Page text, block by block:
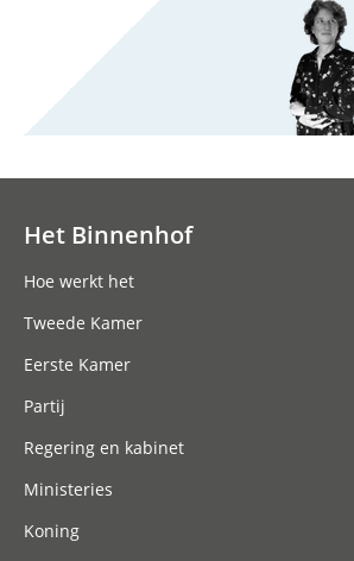
Het Binnenhof
Hoe werkt het
Tweede Kamer
Eerste Kamer
Partij
Regering en kabinet
Ministeries
Koning